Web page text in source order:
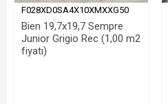
F028XD0SA4X10XMXXG50
Bien 19,7x19,7 Sempre
Junior Grigio Rec (1,00 m2
fiyatı)